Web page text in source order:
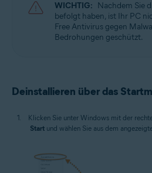
WICHTIG: Nachdem Sie
befolgt haben, ist Ihr PC
Free Antivirus gegen
Bedrohungen geschützt.
Deinstallieren über das
Klicken Sie unter Windows mit der
Start und wählen Sie aus dem